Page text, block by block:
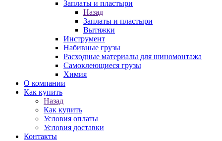
Заплаты и пластыри
Назад
Заплаты и пластыри
Вытяжки
Инструмент
Набивные грузы
Расходные материалы для шиномонтажа
Самоклеющиеся грузы
Химия
О компании
Как купить
Назад
Как купить
Условия оплаты
Условия доставки
Контакты